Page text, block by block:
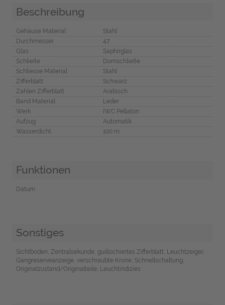
Beschreibung
Gehäuse Material
Stahl
Durchmesser
47
Glas
Saphirglas
Schließe
Dornschließe
Schliesse Material
Stahl
Zifferblatt
Schwarz
Zahlen Zifferblatt
Arabisch
Band Material
Leder
Werk
IWC Pellaton
Aufzug
Automatik
Wasserdicht
100 m
Funktionen
Datum
Sonstiges
Sichtboden, Zentralsekunde, guillochiertes Zifferblatt, Leuchtzeiger,
Gangreserveanzeige, verschraubte Krone, Schnellschaltung,
Originalzustand/Originalteile, Leuchtindizies